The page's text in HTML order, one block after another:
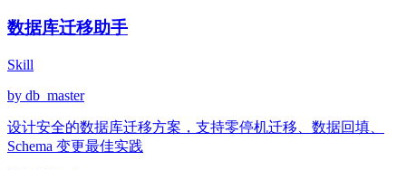
数据库迁移助手
Skill
by db_master
设计安全的数据库迁移方案，支持零停机迁移、数据回填、
Schema 变更最佳实践